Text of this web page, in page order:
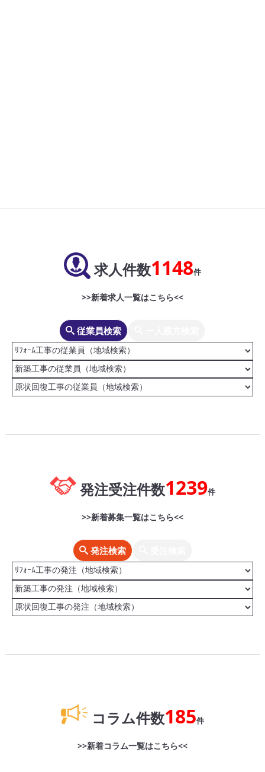
求人件数1148件
>>新着求人一覧はこちら<<
従業員検索
発注受注件数1239件
>>新着募集一覧はこちら<<
発注検索
コラム件数185件
>>新着コラム一覧はこちら<<